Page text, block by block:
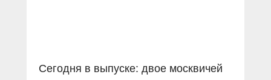
Сегодня в выпуске: двое москвичей